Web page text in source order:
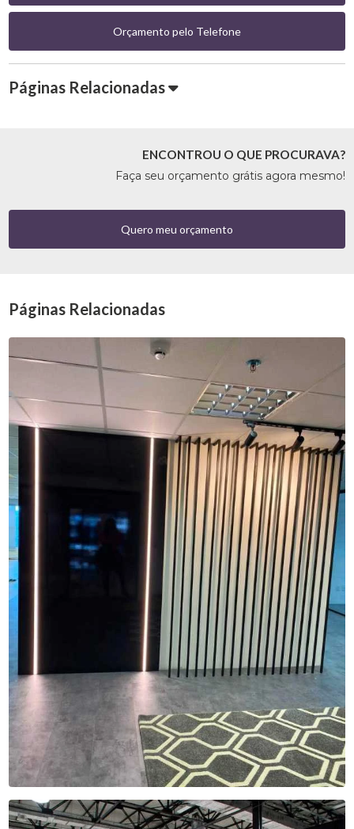
Orçamento pelo Telefone
Páginas Relacionadas
ENCONTROU O QUE PROCURAVA?
Faça seu orçamento grátis agora mesmo!
Quero meu orçamento
Páginas Relacionadas